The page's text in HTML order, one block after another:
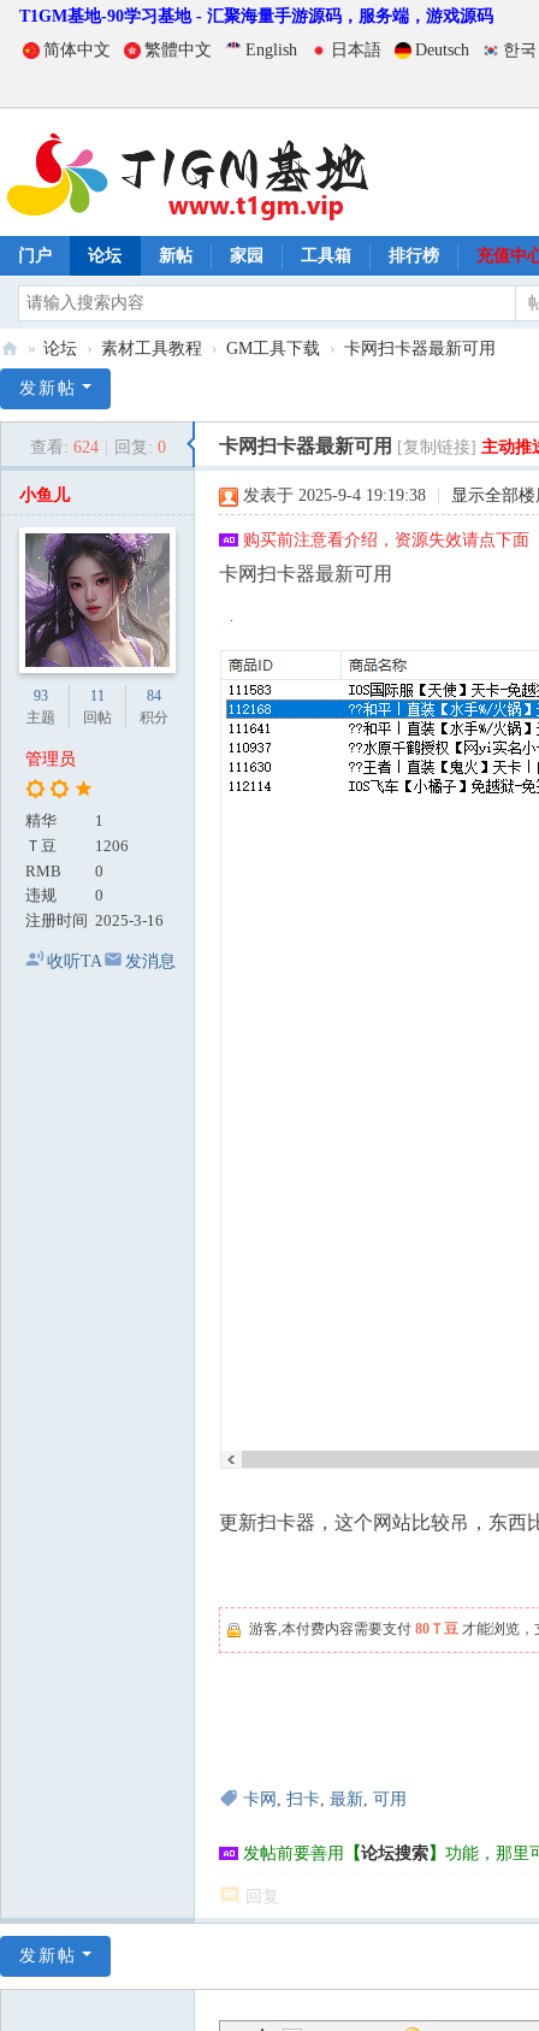
T1GM基地-90学习基地 - 汇聚海量手游源码，服务端，游戏源码
简体中文
繁體中文 English 日本語 Deutsch 한
门户 论坛 新帖 家园 工具箱 排行榜 充值中
1
» 论坛 › 素材工具教程 › GM工具下载 › 卡网扫卡器最新可用
发新帖
查看: 624 回复: 0 卡网扫卡器最新可用 [复制链接] 主动推
小鱼儿
93
主题
11
回帖
84
积分
管理员
精华
1
Ｔ豆
1206
RMB
0
违规
0
注册时间 2025-3-16
收听TA 发消息
发表于 2025-9-4 19:19:38 显示全部楼
购买前注意看介绍，资源失效请点下
卡网扫卡器最新可用
更新扫卡器，这个网站比较吊，东西
游客,本付费内容需要支付 80Ｔ豆 才能浏览，
卡网 , 扫卡, 最新, 可用
发帖前要善用 【论坛搜索】 功能，那里
回复
发新帖